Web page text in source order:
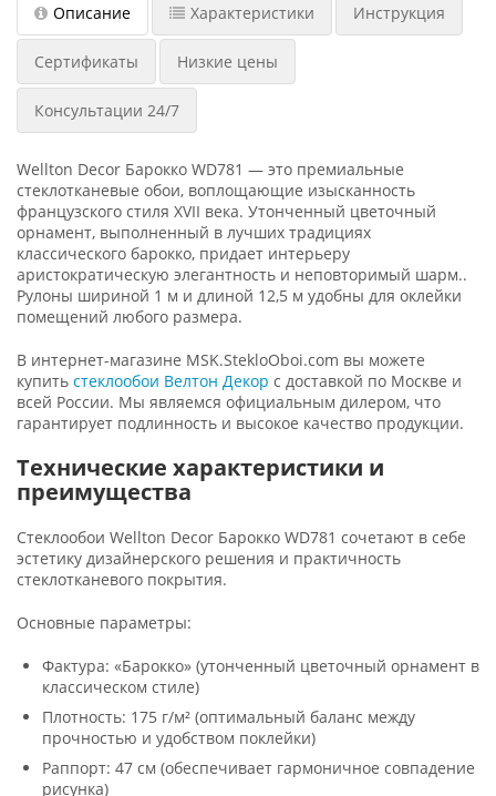
Описание Характеристики Инструкция
Сертификаты Низкие цены
Консультации 24/7
Wellton Decor Барокко WD781 — это премиальные
стеклотканевые обои, воплощающие изысканность
французского стиля XVII века. Утонченный цветочный
орнамент, выполненный в лучших традициях
классического барокко, придает интерьеру
аристократическую элегантность и неповторимый шарм..
Рулоны шириной 1 м и длиной 12,5 м удобны для оклейки
помещений любого размера.
В интернет-магазине MSK.StekloOboi.com вы можете
купить стеклообои Велтон Декор с доставкой по Москве и
всей России. Мы являемся официальным дилером, что
гарантирует подлинность и высокое качество продукции.
Технические характеристики и
преимущества
Стеклообои Wellton Decor Барокко WD781 сочетают в себе
эстетику дизайнерского решения и практичность
стеклотканевого покрытия.
Основные параметры:
Фактура: «Барокко» (утонченный цветочный орнамент в
классическом стиле)
Плотность: 175 г/м² (оптимальный баланс между
прочностью и удобством поклейки)
Раппорт: 47 см (обеспечивает гармоничное совпадение
рисунка)